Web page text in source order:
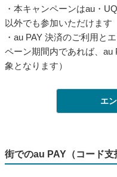
・本キャンペーンはau・
以外でも参加いただけます
・au PAY 決済のご利用と
ペーン期間内であれば、au
象となります）
エ
街でのau PAY（コード